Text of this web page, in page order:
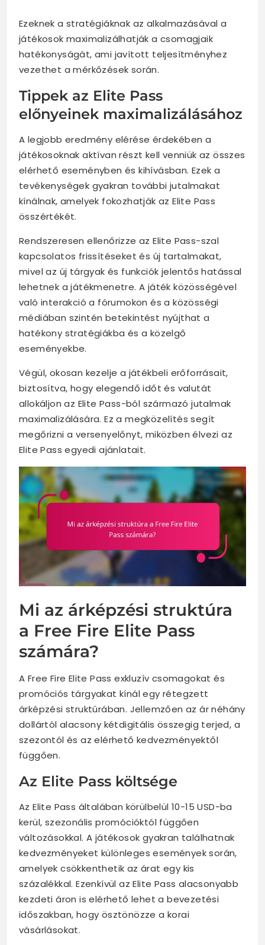
Ezeknek a stratégiáknak az alkalmazásával a
játékosok maximalizálhatják a csomagjaik
hatékonyságát, ami javított teljesítményhez
vezethet a mérkőzések során.
Tippek az Elite Pass
előnyeinek maximalizálásához
A legjobb eredmény elérése érdekében a
játékosoknak aktívan részt kell venniük az összes
elérhető eseményben és kihívásban. Ezek a
tevékenységek gyakran további jutalmakat
kínálnak, amelyek fokozhatják az Elite Pass
összértékét.
Rendszeresen ellenőrizze az Elite Pass-szal
kapcsolatos frissítéseket és új tartalmakat,
mivel az új tárgyak és funkciók jelentős hatással
lehetnek a játékmenetre. A játék közösségével
való interakció a fórumokon és a közösségi
médiában szintén betekintést nyújthat a
hatékony stratégiákba és a közelgő
eseményekbe.
Végül, okosan kezelje a játékbeli erőforrásait,
biztosítva, hogy elegendő időt és valutát
allokáljon az Elite Pass-ból származó jutalmak
maximalizálására. Ez a megközelítés segít
megőrizni a versenyelőnyt, miközben élvezi az
Elite Pass egyedi ajánlatait.
Mi az árképzési struktúra
a Free Fire Elite Pass
számára?
A Free Fire Elite Pass exkluzív csomagokat és
promóciós tárgyakat kínál egy rétegzett
árképzési struktúrában. Jellemzően az ár néhány
dollártól alacsony kétdigitális összegig terjed, a
szezontól és az elérhető kedvezményektől
függően.
Az Elite Pass költsége
Az Elite Pass általában körülbelül 10-15 USD-ba
kerül, szezonális promócióktól függően
változásokkal. A játékosok gyakran találhatnak
kedvezményeket különleges események során,
amelyek csökkenthetik az árat egy kis
százalékkal. Ezenkívül az Elite Pass alacsonyabb
kezdeti áron is elérhető lehet a bevezetési
időszakban, hogy ösztönözze a korai
vásárlásokat.